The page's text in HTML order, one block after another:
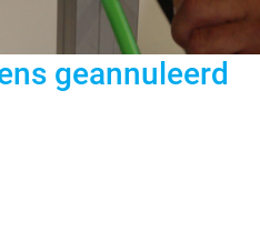
geannuleerd